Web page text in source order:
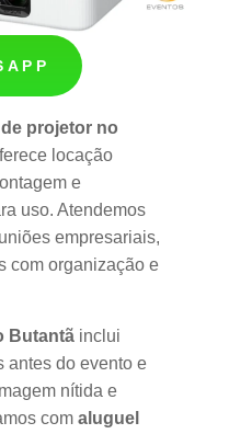
projetor no
locação
e
uso. Atendemos
empresariais,
com organização e
Butantã inclui
antes do evento e
nítida e
com aluguel